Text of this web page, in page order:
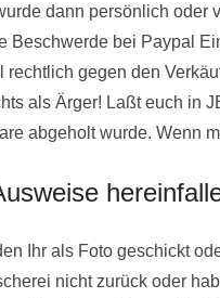
dann persönlich
Beschwerde bei Paypal
gegen den
als Ärger! Laßt euch in
abgeholt wurde. Wenn
Ihr als Foto geschickt
nicht zurück oder